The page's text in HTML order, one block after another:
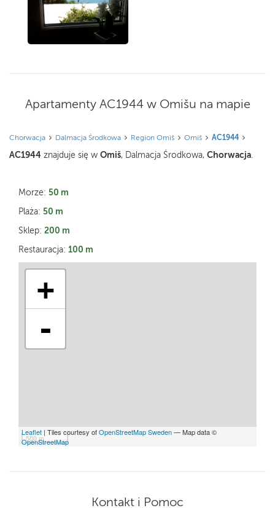
Apartamenty AC1944 w Omišu na mapie
Chorwacja Dalmacja Środkowa Region Omiš Omiš AC1944
AC1944 znajduje się w Omiš, Dalmacja Środkowa, Chorwacja
Morze: 50 m
Plaża: 50 m
Sklep: 200 m
Restauracja: 100 m
+
-
500 m
Leaflet | Tiles courtesy ofOpenStreetMap Sweden— Map data ©
OpenStreetMap
Kontakt i Pomoc